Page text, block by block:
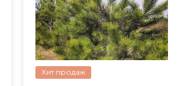
Хит продаж